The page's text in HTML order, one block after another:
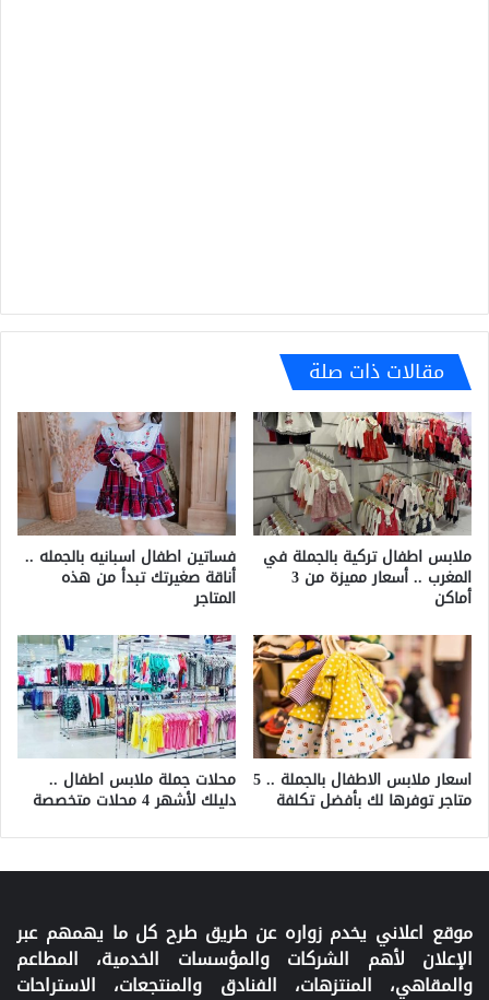
مقالات ذات صلة
ملابس اطفال تركية بالجملة في
المغرب .. أسعار مميزة من 3
أماكن
فساتين اطفال اسبانيه بالجمله ..
أناقة صغيرتك تبدأ من هذه
المتاجر
اسعار ملابس الاطفال بالجملة .. 5
متاجر توفرها لك بأفضل تكلفة
محلات جملة ملابس اطفال ..
دليلك لأشهر 4 محلات متخصصة
موقع اعلاني يخدم زواره عن طريق طرح كل ما يهمهم عبر
الإعلان لأهم الشركات والمؤسسات الخدمية، المطاعم
والمقاهي، المنتزهات، الفنادق والمنتجعات، الاستراحات